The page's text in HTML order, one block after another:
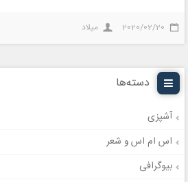
2020/02/20 میلاد
دسته‌ها
آشپزی
اس ام اس و شعر
بیوگرافی